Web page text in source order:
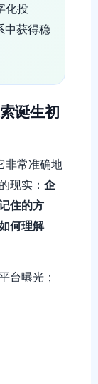
化投
中获得稳
诞生初
非常准确地
现实： 企
住的方
何理解
台曝光；